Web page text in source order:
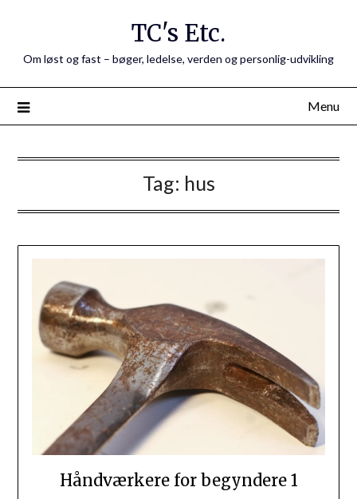
TC's Etc.
Om løst og fast – bøger, ledelse, verden og personlig-udvikling
Menu
Tag: hus
Håndværkere for begyndere 1